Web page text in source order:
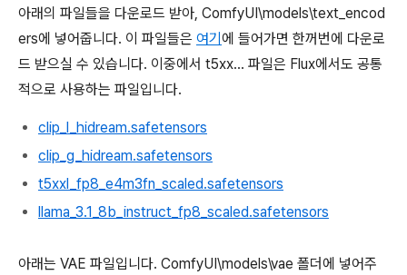
아래의 파일들을 다운로드 받아, ComfyUI\models\text_encod
ers에 넣어줍니다. 이 파일들은 여기에 들어가면 한꺼번에 다운로
드 받으실 수 있습니다. 이중에서 t5xx... 파일은 Flux에서도 공통
적으로 사용하는 파일입니다.
clip_l_hidream.safetensors
clip_g_hidream.safetensors
t5xxl_fp8_e4m3fn_scaled.safetensors
llama_3.1_8b_instruct_fp8_scaled.safetensors
아래는 VAE 파일입니다. ComfyUI\models\vae 폴더에 넣어주